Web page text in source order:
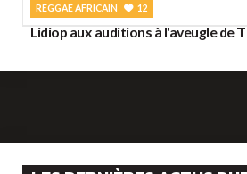
REGGAE AFRICAIN 12
Lidiop aux auditions à l'aveugle de